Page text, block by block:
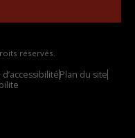
réservés.
Plan du site